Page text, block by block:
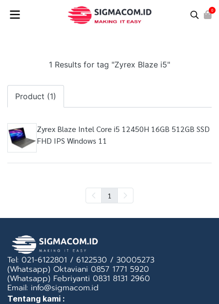
0
1 Results for tag "Zyrex Blaze i5"
Product (1)
Zyrex Blaze Intel Core i5 12450H 16GB 512GB SSD
FHD IPS Windows 11
1
Tel: 021-6122801 / 6122530 / 30005273
(Whatsapp) Oktaviani 0857 1771 5920
(Whatsapp) Febriyanti 0831 8131 2960
Email: info@sigmacom.id
Tentang kami :